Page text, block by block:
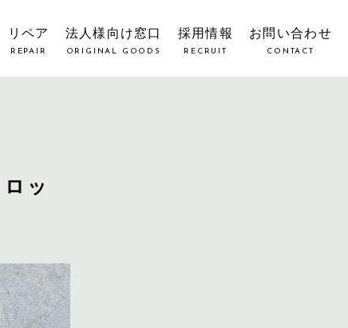
リペア
REPAIR
法人様向け窓口
ORIGINAL GOODS
採用情報
RECRUIT
お問い合わせ
CONTACT
ッ